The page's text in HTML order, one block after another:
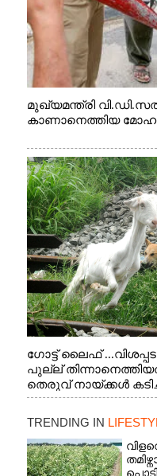
മുഖ്യമന്ത്രി
കാണാനെത്തിയ
ഗോട്ട് ലൈഫ്
പുല്ല്
തെരുവ് നായ്ക്കൾ
വന്നതോടെ വയറിന്റെ
വാത്തുരുത്തിയിൽ
TRENDING IN